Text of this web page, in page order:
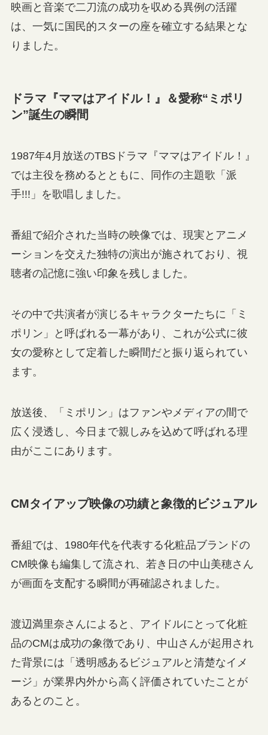
映画と音楽で二刀流の成功を収める異例の活躍
は、一気に国民的スターの座を確立する結果とな
りました。
ドラマ『ママはアイドル！』＆愛称“ミポリ
ン”誕生の瞬間
1987年4月放送のTBSドラマ『ママはアイドル！』
では主役を務めるとともに、同作の主題歌「派
手!!!」を歌唱しました。
番組で紹介された当時の映像では、現実とアニメ
ーションを交えた独特の演出が施されており、視
聴者の記憶に強い印象を残しました。
その中で共演者が演じるキャラクターたちに「ミ
ポリン」と呼ばれる一幕があり、これが公式に彼
女の愛称として定着した瞬間だと振り返られてい
ます。
放送後、「ミポリン」はファンやメディアの間で
広く浸透し、今日まで親しみを込めて呼ばれる理
由がここにあります。
CMタイアップ映像の功績と象徴的ビジュアル
番組では、1980年代を代表する化粧品ブランドの
CM映像も編集して流され、若き日の中山美穂さん
が画面を支配する瞬間が再確認されました。
渡辺満里奈さんによると、アイドルにとって化粧
品のCMは成功の象徴であり、中山さんが起用され
た背景には「透明感あるビジュアルと清楚なイメ
ージ」が業界内外から高く評価されていたことが
あるとのこと。